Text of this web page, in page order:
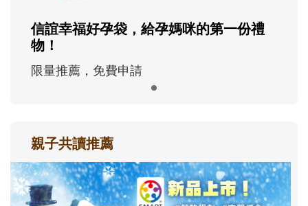
信誼幸福好孕袋，給孕媽咪的第一份禮
物！
限量推薦，免費申請
親子共讀推薦